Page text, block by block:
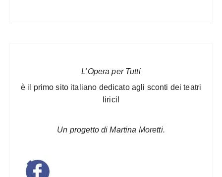
L’Opera per Tutti
è il primo sito italiano dedicato agli sconti dei teatri
lirici!
Un progetto di Martina Moretti.